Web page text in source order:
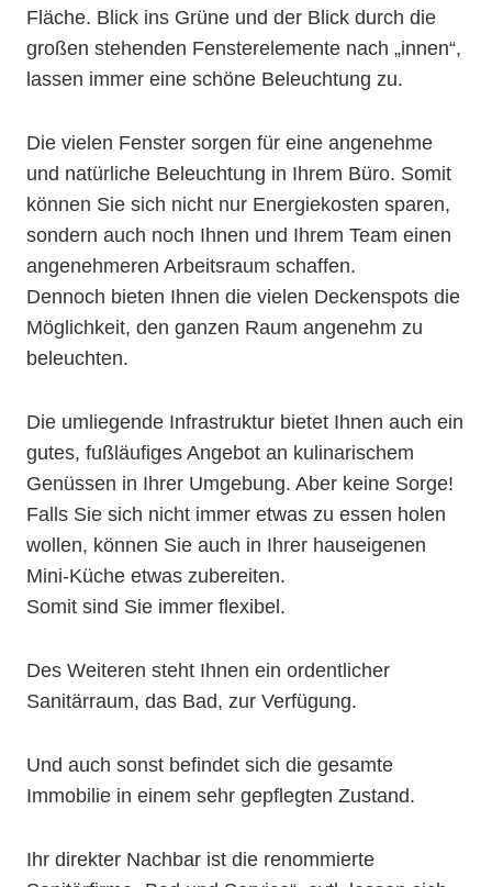
Fläche. Blick ins Grüne und der Blick durch die
großen stehenden Fensterelemente nach „innen“,
lassen immer eine schöne Beleuchtung zu.
Die vielen Fenster sorgen für eine angenehme
und natürliche Beleuchtung in Ihrem Büro. Somit
können Sie sich nicht nur Energiekosten sparen,
sondern auch noch Ihnen und Ihrem Team einen
angenehmeren Arbeitsraum schaffen.
Dennoch bieten Ihnen die vielen Deckenspots die
Möglichkeit, den ganzen Raum angenehm zu
beleuchten.
Die umliegende Infrastruktur bietet Ihnen auch ein
gutes, fußläufiges Angebot an kulinarischem
Genüssen in Ihrer Umgebung. Aber keine Sorge!
Falls Sie sich nicht immer etwas zu essen holen
wollen, können Sie auch in Ihrer hauseigenen
Mini-Küche etwas zubereiten.
Somit sind Sie immer flexibel.
Des Weiteren steht Ihnen ein ordentlicher
Sanitärraum, das Bad, zur Verfügung.
Und auch sonst befindet sich die gesamte
Immobilie in einem sehr gepflegten Zustand.
Ihr direkter Nachbar ist die renommierte